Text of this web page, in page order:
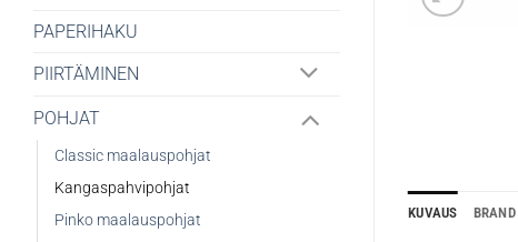
PAPERIHAKU
PIIRTÄMINEN
POHJAT
Classic maalauspohjat
Kangaspahvipohjat
Pinko maalauspohjat
KUVAUS BRAND